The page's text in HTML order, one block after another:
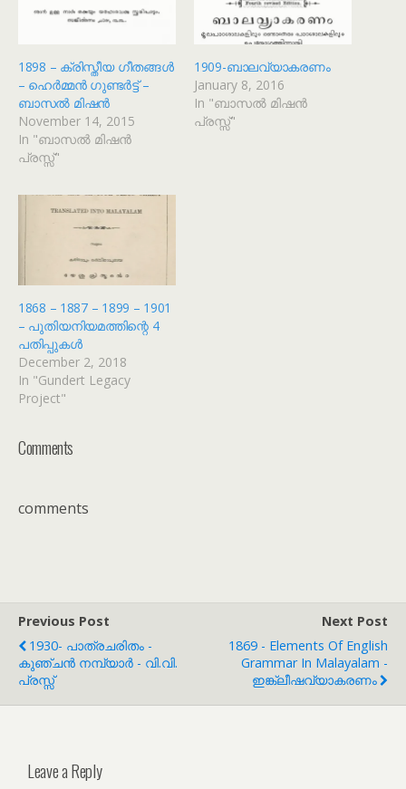
1898 – ക്രിസ്തീയ ഗീതങ്ങൾ
– ഹെർമ്മൻ ഗുണ്ടർട്ട് –
ബാസൽ മിഷൻ
November 14, 2015
In "ബാസൽ മിഷൻ
പ്രസ്സ്"
1909-ബാലവ്യാകരണം
January 8, 2016
In "ബാസൽ മിഷൻ
പ്രസ്സ്"
1868 – 1887 – 1899 – 1901
– പുതിയനിയമത്തിന്റെ 4
പതിപ്പുകൾ
December 2, 2018
In "Gundert Legacy
Project"
Comments
comments
Previous Post
1930- പാത്രചരിതം -
കുഞ്ചൻ നമ്പ്യാർ - വി.വി.
പ്രസ്സ്
Next Post
1869 - Elements Of English
Grammar In Malayalam -
ഇങ്ക്ലീഷവ്യാകരണം
Leave a Reply